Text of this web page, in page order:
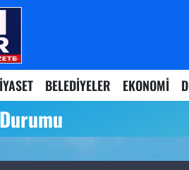
BELEDİYELER EKONOMİ